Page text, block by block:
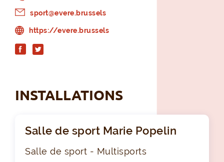
sport@evere.brussels
https://evere.brussels
INSTALLATIONS
Salle de sport Marie Popelin
Salle de sport - Multisports